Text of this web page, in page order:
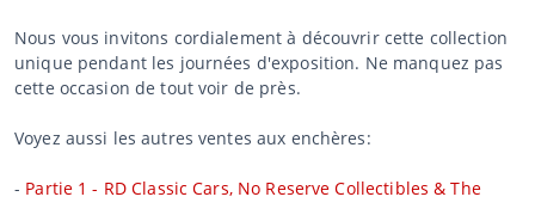
Nous vous invitons cordialement à découvrir cette collection
unique pendant les journées d'exposition. Ne manquez pas
cette occasion de tout voir de près.
Voyez aussi les autres ventes aux enchères:
- Partie 1 - RD Classic Cars, No Reserve Collectibles & The